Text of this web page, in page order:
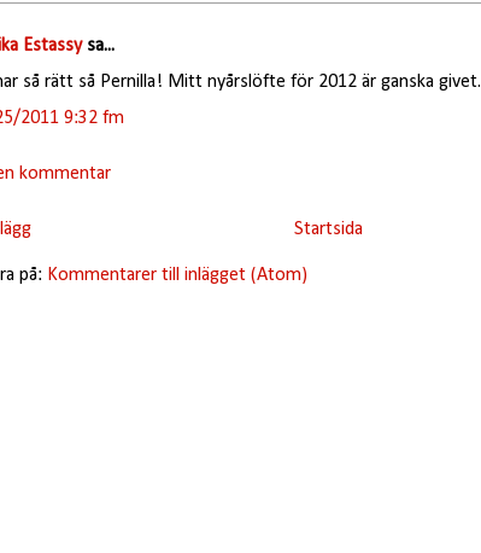
Estassysa...
så rätt så Pernilla! Mitt nyårslöfte för 2012 är ganska givet.
2011 9:32 fm
kommentar
Startsida
på: Kommentarer till inlägget (Atom)